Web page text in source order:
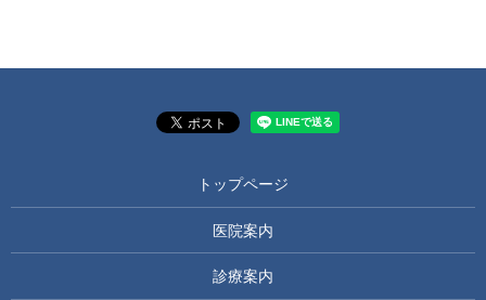
トップページ
医院案内
診療案内